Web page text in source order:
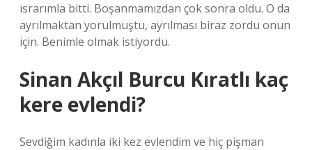
ısrarımla bitti. Boşanmamızdan çok sonra oldu. O da
ayrılmaktan yorulmuştu, ayrılması biraz zordu onun
için. Benimle olmak istiyordu.
Sinan Akçıl Burcu Kıratlı kaç
kere evlendi?
Sevdiğim kadınla iki kez evlendim ve hiç pişman